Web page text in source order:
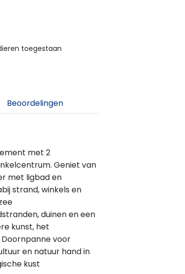
toegestaan
Beoordelingen
met 2
Geniet van
met ligbad en
strand, winkels en
duinen en een
kunst, het
Doornpanne voor
en natuur hand in
kust